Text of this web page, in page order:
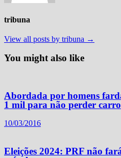
tribuna
View all posts by tribuna →
You might also like
Abordada por homens
1 mil para não perder carro
10/03/2016
Eleições 2024: PRF não